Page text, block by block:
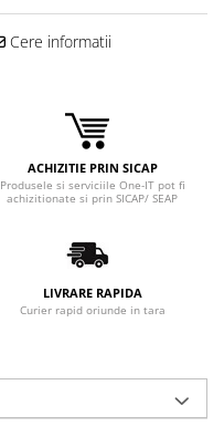
Cere informatii
ACHIZITIE PRIN SICAP
Produsele si serviciile One-IT pot fi
achizitionate si prin SICAP/ SEAP
LIVRARE RAPIDA
Curier rapid oriunde in tara